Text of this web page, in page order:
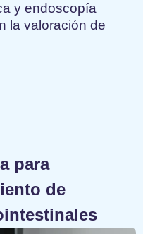
y endoscopía
la valoración de
para
de